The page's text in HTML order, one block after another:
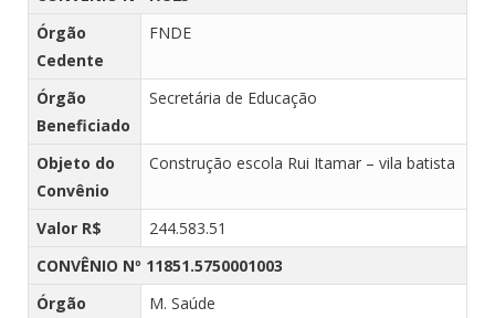
Órgão
Cedente
FNDE
Órgão
Beneficiado
Secretária de Educação
Objeto do
Convênio
Construção escola Rui Itamar – vila batista
Valor R$
244.583.51
CONVÊNIO Nº 11851.5750001003
Órgão
M. Saúde